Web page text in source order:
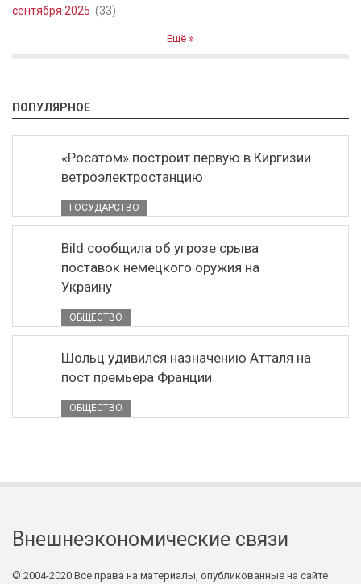
сентября 2025 (33)
Ещё
ПОПУЛЯРНОЕ
«Росатом» построит первую в Киргизии
ветроэлектростанцию
ГОСУДАРСТВО
Bild сообщила об угрозе срыва
поставок немецкого оружия на
Украину
ОБЩЕСТВО
Шольц удивился назначению Атталя на
пост премьера Франции
ОБЩЕСТВО
Внешнеэкономические связи
© 2004-2020 Все права на материалы, опубликованные на сайте